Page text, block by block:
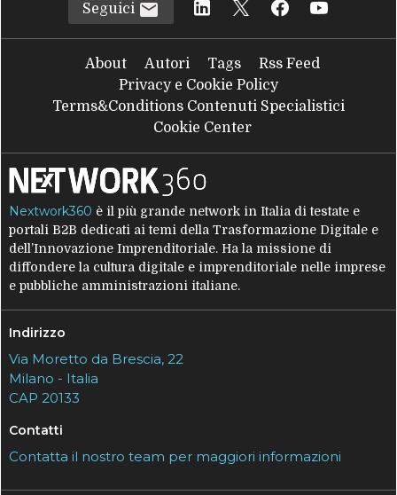
Seguici
About Autori Tags
Rss Feed
Privacy e Cookie Policy
Terms&Conditions Contenuti Specialistici
Cookie Center
Nextwork360 è il più grande network in Italia di testate e
portali B2B dedicati ai temi della Trasformazione Digitale e
dell’Innovazione Imprenditoriale. Ha la missione di
diffondere la cultura digitale e imprenditoriale nelle imprese
e pubbliche amministrazioni italiane.
Indirizzo
Via Moretto da Brescia, 22
Milano - Italia
CAP 20133
Contatti
Contatta il nostro team per maggiori informazioni